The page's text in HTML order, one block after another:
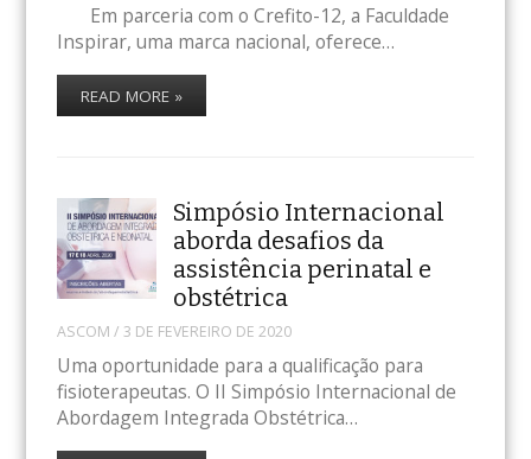
Em parceria com o Crefito-12, a Faculdade
Inspirar, uma marca nacional, oferece…
READ MORE »
Simpósio Internacional
aborda desafios da
assistência perinatal e
obstétrica
ASCOM / 3 DE FEVEREIRO DE 2020
Uma oportunidade para a qualificação para
fisioterapeutas. O II Simpósio Internacional de
Abordagem Integrada Obstétrica…